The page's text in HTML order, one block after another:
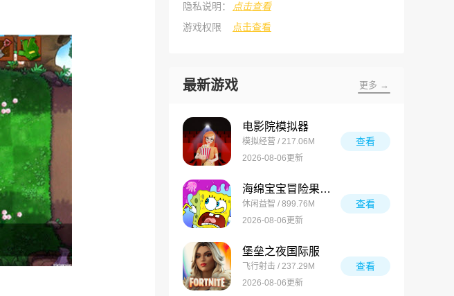
隐私说明：
点击查看
游戏权限
点击查看
最新游戏 更多 →
电影院模拟器
模拟经营 / 217.06M
2026-08-06更新
查看
海绵宝宝冒险果酱世界
休闲益智 / 899.76M
2026-08-06更新
查看
堡垒之夜国际服
飞行射击 / 237.29M
2026-08-06更新
查看